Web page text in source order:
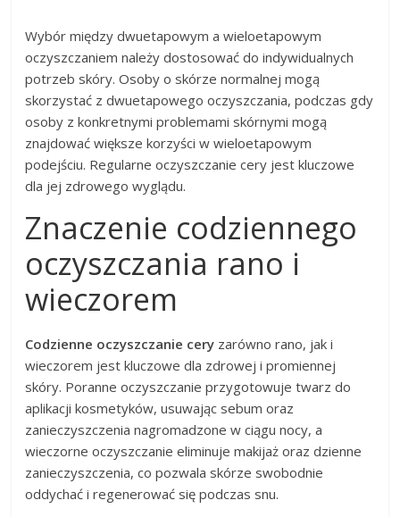
Wybór między dwuetapowym a wieloetapowym
oczyszczaniem należy dostosować do indywidualnych
potrzeb skóry. Osoby o skórze normalnej mogą
skorzystać z dwuetapowego oczyszczania, podczas gdy
osoby z konkretnymi problemami skórnymi mogą
znajdować większe korzyści w wieloetapowym
podejściu. Regularne oczyszczanie cery jest kluczowe
dla jej zdrowego wyglądu.
Znaczenie codziennego
oczyszczania rano i
wieczorem
Codzienne oczyszczanie cery zarówno rano, jak i
wieczorem jest kluczowe dla zdrowej i promiennej
skóry. Poranne oczyszczanie przygotowuje twarz do
aplikacji kosmetyków, usuwając sebum oraz
zanieczyszczenia nagromadzone w ciągu nocy, a
wieczorne oczyszczanie eliminuje makijaż oraz dzienne
zanieczyszczenia, co pozwala skórze swobodnie
oddychać i regenerować się podczas snu.